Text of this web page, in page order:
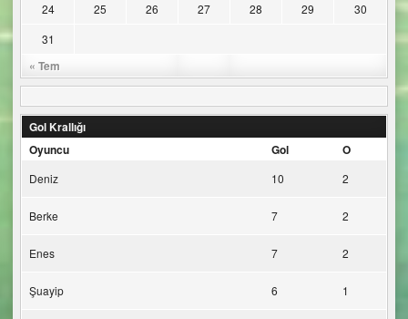
« Tem
24
25 26 27 28 29
30
31
Gol Krallığı
Oyuncu
Gol O
Deniz 10 2
Berke 7 2
Enes 7 2
Şuayip 6 1